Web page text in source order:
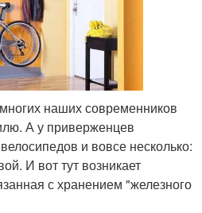
наших современников
А у приверженцев
и вовсе несколько:
И вот тут возникает
с хранением "железного